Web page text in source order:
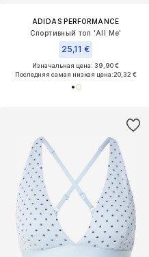
ADIDAS PERFORMANCE
Спортивный топ 'All Me'
25,11 €
Изначальная цена: 39,90 €
Последняя самая низкая цена:20,32 €